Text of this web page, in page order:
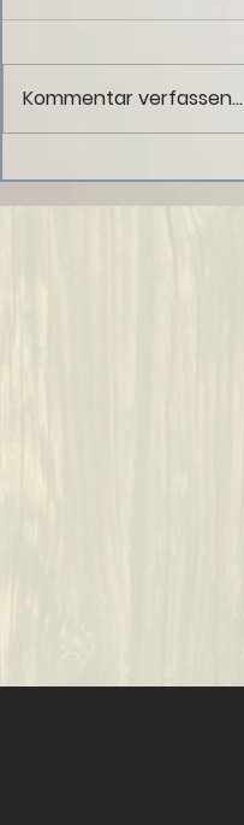
Kommentar verfassen...